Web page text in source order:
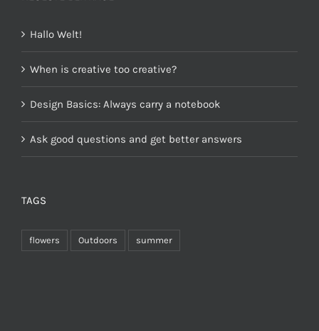
Hallo Welt!
When is creative too creative?
Design Basics: Always carry a notebook
Ask good questions and get better answers
TAGS
flowers Outdoors summer